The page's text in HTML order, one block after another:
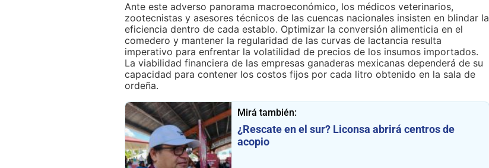
Ante este adverso panorama macroeconómico, los médicos veterinarios,
zootecnistas y asesores técnicos de las cuencas nacionales insisten en blindar la
eficiencia dentro de cada establo. Optimizar la conversión alimenticia en el
comedero y mantener la regularidad de las curvas de lactancia resulta
imperativo para enfrentar la volatilidad de precios de los insumos importados.
La viabilidad financiera de las empresas ganaderas mexicanas dependerá de su
capacidad para contener los costos fijos por cada litro obtenido en la sala de
ordeña.
Mirá también:
¿Rescate en el sur? Liconsa abrirá centros de
acopio